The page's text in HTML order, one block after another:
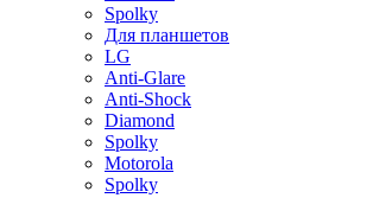
Spolky
Для планшетов
LG
Anti-Glare
Anti-Shock
Diamond
Spolky
Motorola
Spolky